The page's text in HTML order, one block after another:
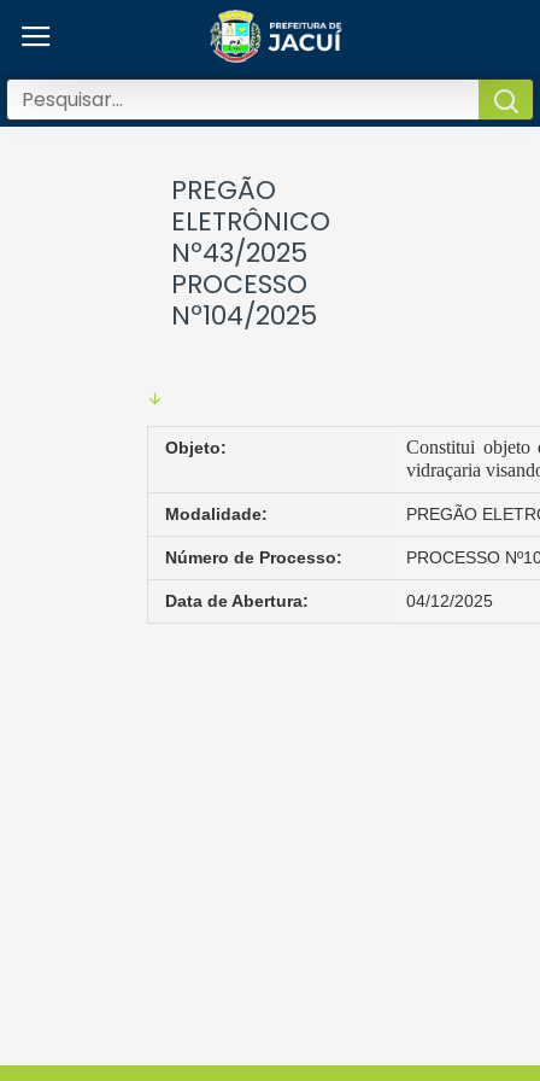
PREGÃO
ELETRÔNICO
Nº43/2025
PROCESSO
Nº104/2025
Objeto:
Constitui objeto
vidraçaria
Modalidade: PREGÃO
Número de Processo: PROCESSO
Data de Abertura: 04/12/2025